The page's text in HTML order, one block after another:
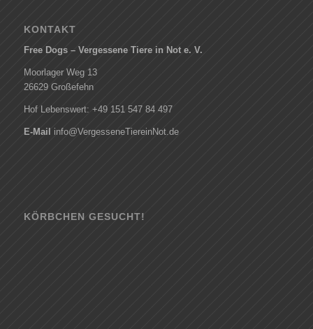
KONTAKT
Free Dogs – Vergessene Tiere in Not e. V.
Moorlager Weg 13
26629 Großefehn
Hof Lebenswert: +49 151 547 84 497
E-Mail info@VergesseneTiereinNot.de
KÖRBCHEN GESUCHT!